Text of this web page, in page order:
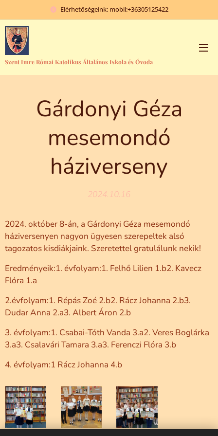
Elérhetőségeink: mobil:+36305125422
Szent Imre Római Katolikus Általános Iskola és Óvoda
Gárdonyi Géza
mesemondó
háziverseny
2024.10.16
2024. október 8-án, a Gárdonyi Géza mesemondó
háziversenyen nagyon ügyesen szerepeltek alsó
tagozatos kisdiákjaink. Szeretettel gratulálunk nekik!
Eredményeik:1. évfolyam:1. Felhő Lilien 1.b2. Kavecz
Flóra 1.a
2.évfolyam:1. Répás Zoé 2.b2. Rácz Johanna 2.b3.
Dudar Anna 2.a3. Albert Áron 2.b
3. évfolyam:1. Csabai-Tóth Vanda 3.a2. Veres Boglárka
3.a3. Csalavári Tamara 3.a3. Ferenczi Flóra 3.b
4. évfolyam:1 Rácz Johanna 4.b